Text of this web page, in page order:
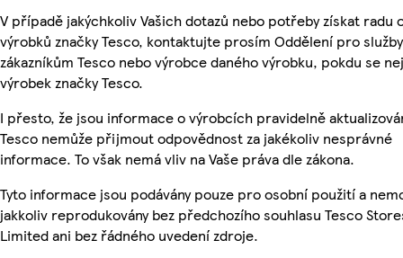
V případě jakýchkoliv Vašich dotazů nebo potřeby získat radu
výrobků značky Tesco, kontaktujte prosím Oddělení pro služby
zákazníkům Tesco nebo výrobce daného výrobku, pokdu se
výrobek značky Tesco.
I přesto, že jsou informace o výrobcích pravidelně
Tesco nemůže přijmout odpovědnost za jakékoliv nesprávné
informace. To však nemá vliv na Vaše práva dle zákona.
Tyto informace jsou podávány pouze pro osobní použití a
jakkoliv reprodukovány bez předchozího souhlasu Tesco
Limited ani bez řádného uvedení zdroje.